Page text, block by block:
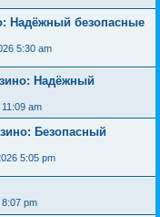
Надёжный безопасные
5:30 am
Надёжный
am
Безопасный
5:05 pm
pm